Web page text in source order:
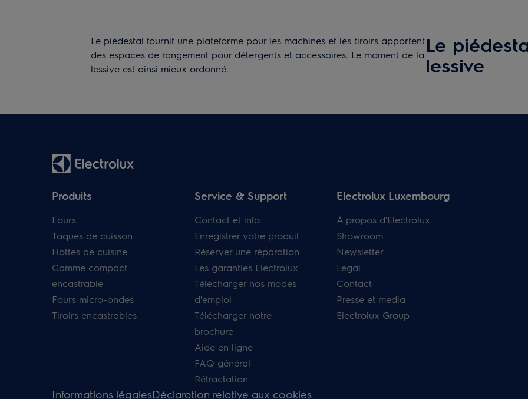
Le
lessive
Le piédestal fournit une plateforme pour les machines et les tiroirs apportent
des espaces de rangement pour détergents et accessoires. Le moment de la
lessive est ainsi mieux ordonné.
Produits
Fours
Taques de cuisson
Hottes de cuisine
Gamme compact
encastrable
Fours micro-ondes
Tiroirs encastrables
Service & Support
Contact et info
Enregistrer votre produit
Réserver une réparation
Les garanties Electrolux
Télécharger nos modes
d'emploi
Télécharger notre
brochure
Aide en ligne
FAQ général
Rétractation
Electrolux Luxembourg
A propos d'Electrolux
Showroom
Newsletter
Legal
Contact
Presse et media
Electrolux Group
Informations légalesDéclaration relative aux cookies